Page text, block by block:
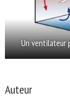
Un ventilateur
Auteur